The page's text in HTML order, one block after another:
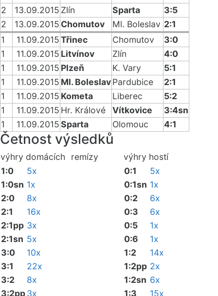
2
13.09.2015 Zlín Sparta
3:5
2
13.09.2015 Chomutov Ml. Boleslav 2:1
1
11.09.2015Třinec Chomutov
3:0
1
11.09.2015 Litvínov Zlín
4:0
1
11.09.2015 Plzeň K. Vary
5:1
1
11.09.2015 Ml. BoleslavPardubice
2:1
1
11.09.2015 Kometa Liberec
5:2
1
11.09.2015 Hr. Králové Vítkovice
3:4sn
1
11.09.2015Sparta Olomouc 4:1
Četnost výsledků
výhry domácích remízy výhry hostí
1:0
5x
1:0sn 1x
2:0
8x
2:1
16x
2:1pp 3x
2:1sn 5x
3:0
10x
3:1
22x
3:2
8x
3:2pp3x
0:1
5x
0:1sn 1x
0:2
6x
0:3
6x
0:5
1x
0:6
1x
1:2
14x
1:2pp 2x
1:2sn 6x
1:3
15x